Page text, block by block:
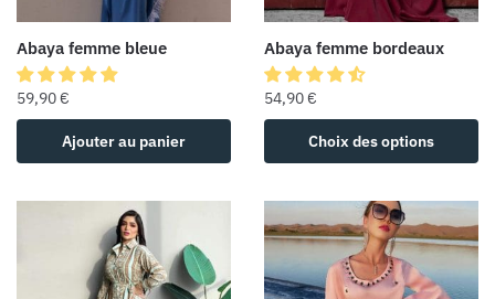
Abaya femme bleue
59,90€
Ajouter au panier
Abaya femme bordeaux
54,90€
Choix des options